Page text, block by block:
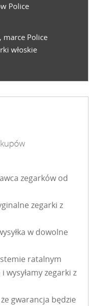
Police
marce Police
włoskie
zegarków od
zegarki z
w dowolne
ratalnym
wysyłamy zegarki z
gwarancja będzie